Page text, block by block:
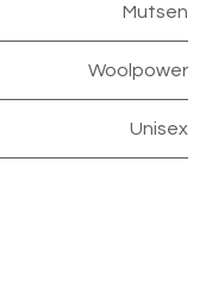
Mutsen
Woolpower
Unisex